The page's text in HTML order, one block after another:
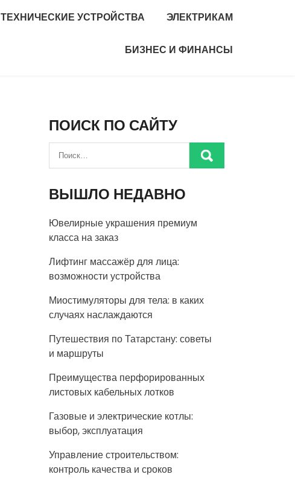
ТЕХНИЧЕСКИЕ УСТРОЙСТВА ЭЛЕКТРИКАМ
БИЗНЕС И ФИНАНСЫ
ПОИСК ПО САЙТУ
ВЫШЛО НЕДАВНО
Ювелирные украшения премиум
класса на заказ
Лифтинг массажёр для лица:
возможности устройства
Миостимуляторы для тела: в каких
случаях наслаждаются
Путешествия по Татарстану: советы
и маршруты
Преимущества перфорированных
листовых кабельных лотков
Газовые и электрические котлы:
выбор, эксплуатация
Управление строительством:
контроль качества и сроков